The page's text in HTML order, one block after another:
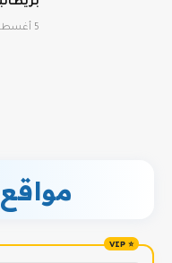
5 أغسطس، 2026